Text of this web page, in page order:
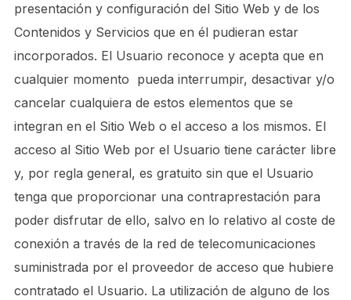
presentación y configuración del Sitio Web y de los
Contenidos y Servicios que en él pudieran estar
incorporados. El Usuario reconoce y acepta que en
cualquier momento pueda interrumpir, desactivar y/o
cancelar cualquiera de estos elementos que se
integran en el Sitio Web o el acceso a los mismos. El
acceso al Sitio Web por el Usuario tiene carácter libre
y, por regla general, es gratuito sin que el Usuario
tenga que proporcionar una contraprestación para
poder disfrutar de ello, salvo en lo relativo al coste de
conexión a través de la red de telecomunicaciones
suministrada por el proveedor de acceso que hubiere
contratado el Usuario. La utilización de alguno de los